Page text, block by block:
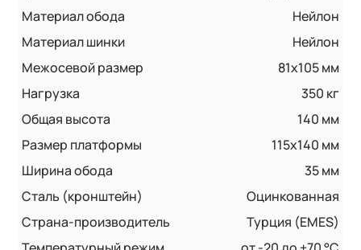
Материал обода
Нейлон
Материал шинки
Нейлон
Межосевой размер
81x105 мм
Нагрузка
350 кг
Общая высота
140 мм
Размер платформы
115x140 мм
Ширина обода
35 мм
Сталь (кронштейн)
Оцинкованная
Страна-производитель
Турция (EMES)